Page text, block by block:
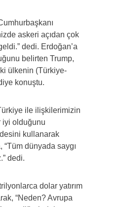
askeri açıdan çok
dedi. Erdoğan’a
belirten Trump,
ülkenin (Türkiye-
konuştu.
ile ilişkilerimizin
iyi olduğunu
kullanarak
“Tüm dünyada saygı
dedi.
dolar yatırım
“Neden? Avrupa